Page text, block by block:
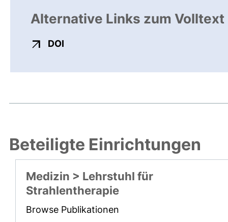
Alternative Links zum Volltext
DOI
Beteiligte Einrichtungen
Medizin > Lehrstuhl für
Strahlentherapie
Browse Publikationen